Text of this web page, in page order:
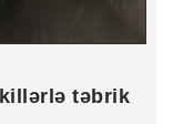
təbrik